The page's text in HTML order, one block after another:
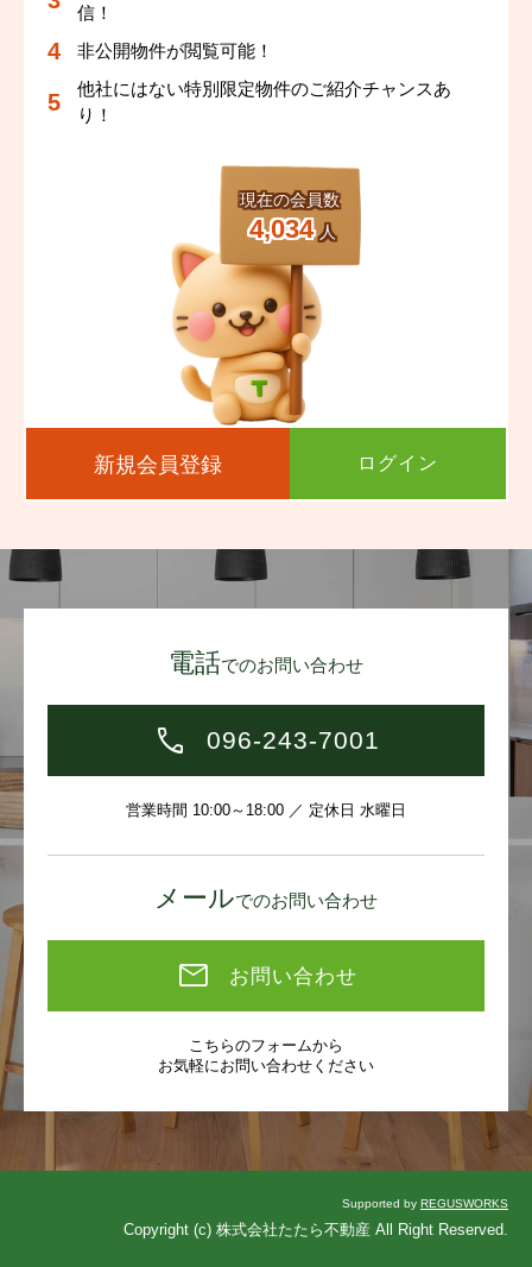
現在の会員数
4,034 人
信！
非公開物件が閲覧可能！
他社にはない特別限定物件のご紹介チャンスあ
り！
新規会員登録 ログイン
電話でのお問い合わせ
096-243-7001
営業時間 10:00～18:00 ／ 定休日 水曜日
メールでのお問い合わせ
お問い合わせ
こちらのフォームから
お気軽にお問い合わせください
Supported by REGUSWORKS
Copyright (c) 株式会社たたら不動産 All Right Reserved.